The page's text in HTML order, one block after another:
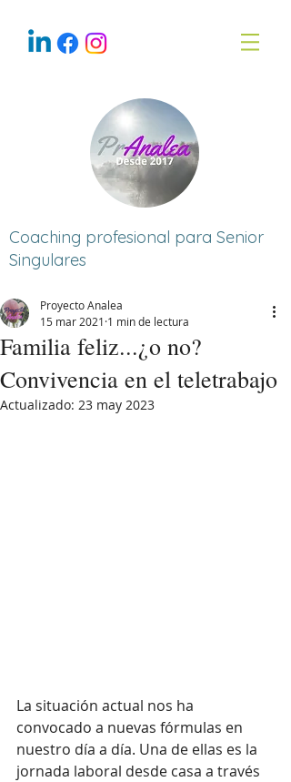
Coaching profesional para Senior
Singulares
Familia feliz...¿o no?
Convivencia en el teletrabajo
Proyecto Analea
15 mar 2021 1 min de lectura
Actualizado: 23 may 2023
La situación actual nos ha
convocado a nuevas fórmulas en
nuestro día a día. Una de ellas es la
jornada laboral desde casa a través